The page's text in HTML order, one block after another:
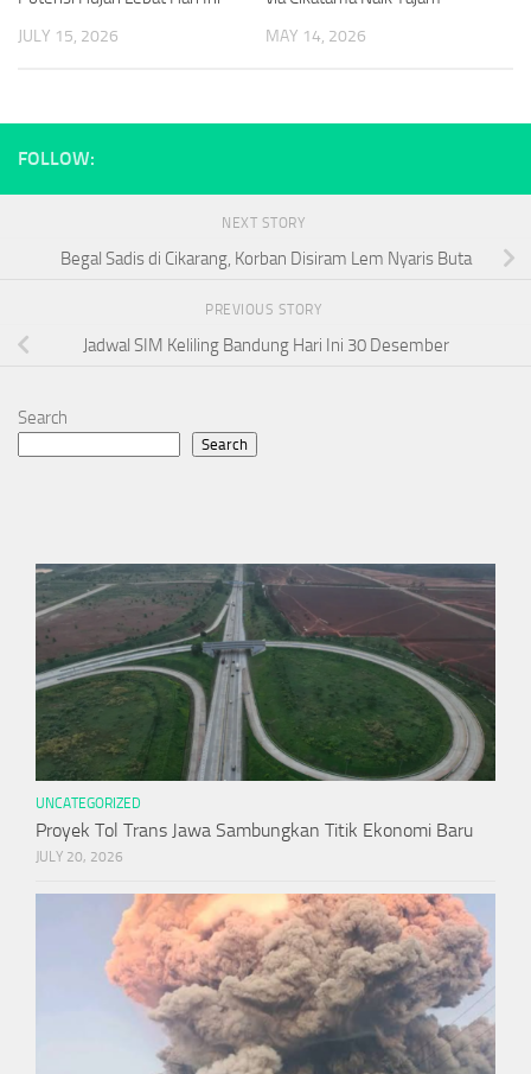
JULY 15, 2026 MAY 14, 2026
FOLLOW:
NEXT STORY
Begal Sadis di Cikarang, Korban Disiram Lem Nyaris Buta
PREVIOUS STORY
Jadwal SIM Keliling Bandung Hari Ini 30 Desember
Search
Search
UNCATEGORIZED
Proyek Tol Trans Jawa Sambungkan Titik Ekonomi Baru
JULY 20, 2026